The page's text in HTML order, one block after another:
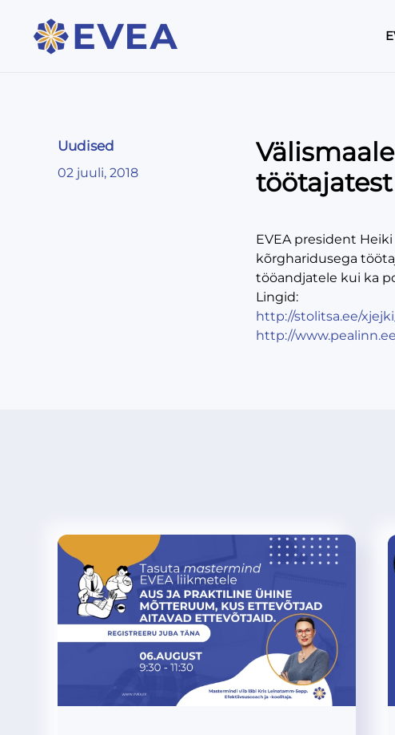
Uudised
02 juuli, 2018
EVEA president
kõrgharidusega
tööandjatele kui ka
Lingid:
http://stolitsa.ee/
http://